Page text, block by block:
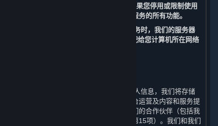
但请注意，如果您停用或限制使用
Cookies，您可能无法正常使用内容和服务的所有功能。
（二） 当您访问和使用我们的内容和服务时，我们的服务器
会记录您的IP地址。该IP地址是自动分配给您计算机所在网络
（一） 在中华人民共和国境内收集的个人信息，我们将存储
在中华人民共和国境内。为更好地为平台运营及内容和服务提
供支持，您的部分数据可能被传输至我们的合作伙伴（包括我
们的许可方，其联系方式请见第十一条第15项）。我们和我们